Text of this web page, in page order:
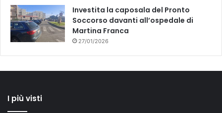
Investita la caposala del Pronto
Soccorso davanti all’ospedale di
Martina Franca
27/01/2026
I più visti